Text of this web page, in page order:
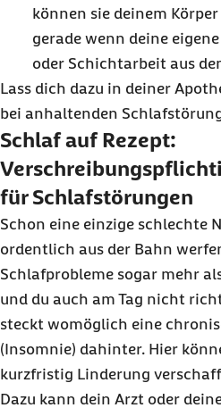
können sie deinem
gerade wenn deine
oder Schichtarbeit aus
Lass dich dazu in deiner
bei anhaltenden
Schlaf auf Rezept:
für Schlafstörungen
Schon eine einzige schlechte
ordentlich aus der Bahn
Schlafprobleme sogar mehr
und du auch am Tag nicht
steckt womöglich eine
(Insomnie) dahinter. Hier
kurzfristig Linderung
Dazu kann dein Arzt oder